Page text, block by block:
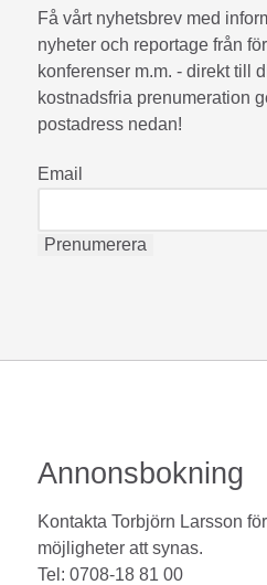
Få vårt nyhetsbrev med
nyheter och reportage från
konferenser m.m. - direkt till
kostnadsfria prenumeration
postadress nedan!
Email
Annonsbokning
Kontakta Torbjörn Larsson
möjligheter att synas.
Tel: 0708-18 81 00